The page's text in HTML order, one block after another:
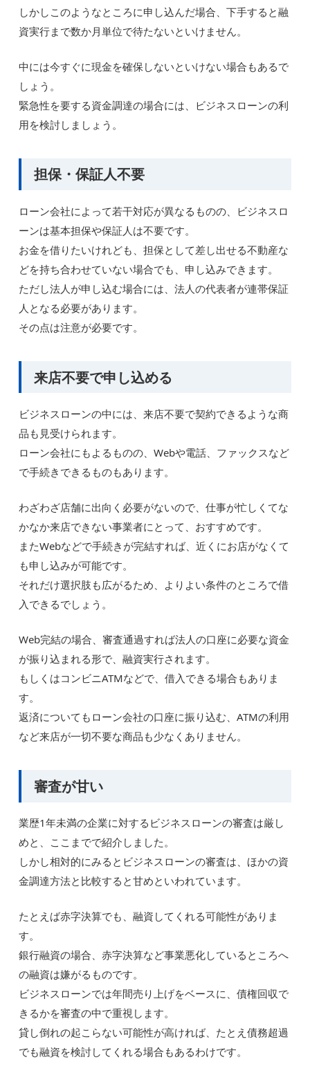
しかしこのようなところに申し込んだ場合、下手すると融
資実行まで数か月単位で待たないといけません。
中には今すぐに現金を確保しないといけない場合もあるで
しょう。
緊急性を要する資金調達の場合には、ビジネスローンの利
用を検討しましょう。
担保・保証人不要
ローン会社によって若干対応が異なるものの、ビジネスロ
ーンは基本担保や保証人は不要です。
お金を借りたいけれども、担保として差し出せる不動産な
どを持ち合わせていない場合でも、申し込みできます。
ただし法人が申し込む場合には、法人の代表者が連帯保証
人となる必要があります。
その点は注意が必要です。
来店不要で申し込める
ビジネスローンの中には、来店不要で契約できるような商
品も見受けられます。
ローン会社にもよるものの、Webや電話、ファックスなど
で手続きできるものもあります。
わざわざ店舗に出向く必要がないので、仕事が忙しくてな
かなか来店できない事業者にとって、おすすめです。
またWebなどで手続きが完結すれば、近くにお店がなくて
も申し込みが可能です。
それだけ選択肢も広がるため、よりよい条件のところで借
入できるでしょう。
Web完結の場合、審査通過すれば法人の口座に必要な資金
が振り込まれる形で、融資実行されます。
もしくはコンビニATMなどで、借入できる場合もありま
す。
返済についてもローン会社の口座に振り込む、ATMの利用
など来店が一切不要な商品も少なくありません。
審査が甘い
業歴1年未満の企業に対するビジネスローンの審査は厳し
めと、ここまでで紹介しました。
しかし相対的にみるとビジネスローンの審査は、ほかの資
金調達方法と比較すると甘めといわれています。
たとえば赤字決算でも、融資してくれる可能性がありま
す。
銀行融資の場合、赤字決算など事業悪化しているところへ
の融資は嫌がるものです。
ビジネスローンでは年間売り上げをベースに、債権回収で
きるかを審査の中で重視します。
貸し倒れの起こらない可能性が高ければ、たとえ債務超過
でも融資を検討してくれる場合もあるわけです。